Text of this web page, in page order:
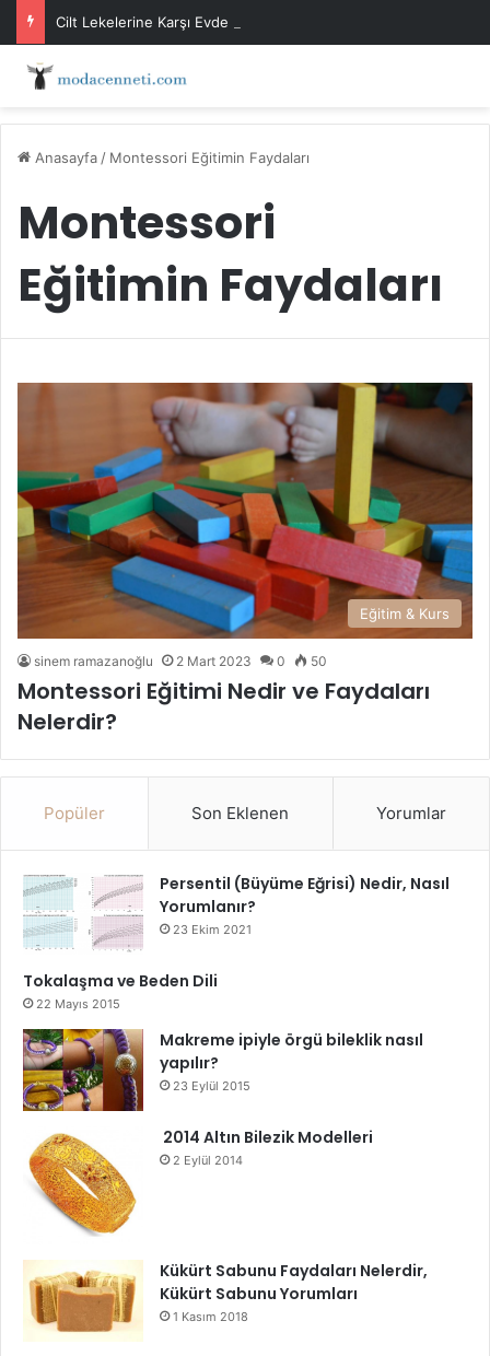
Cilt Lekelerine Karşı Evde Maske Önerileri
Anasayfa / Montessori Eğitimin Faydaları
Montessori
Eğitimin Faydaları
Eğitim & Kurs
sinem ramazanoğlu 2 Mart 2023 0 50
Montessori Eğitimi Nedir ve Faydaları
Nelerdir?
Popüler Son Eklenen Yorumlar
Persentil (Büyüme Eğrisi) Nedir, Nasıl
Yorumlanır?
23 Ekim 2021
Tokalaşma ve Beden Dili
22 Mayıs 2015
Makreme ipiyle örgü bileklik nasıl
yapılır?
23 Eylül 2015
2014 Altın Bilezik Modelleri
2 Eylül 2014
Kükürt Sabunu Faydaları Nelerdir,
Kükürt Sabunu Yorumları
1 Kasım 2018